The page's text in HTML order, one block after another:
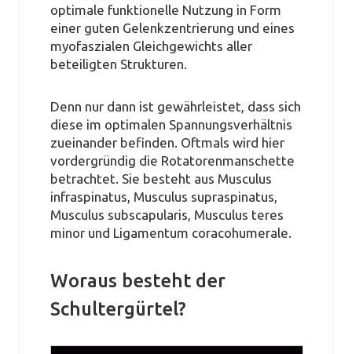
optimale funktionelle Nutzung in Form
einer guten Gelenkzentrierung und eines
myofaszialen Gleichgewichts aller
beteiligten Strukturen.
Denn nur dann ist gewährleistet, dass sich
diese im optimalen Spannungsverhältnis
zueinander befinden. Oftmals wird hier
vordergründig die Rotatorenmanschette
betrachtet. Sie besteht aus Musculus
infraspinatus, Musculus supraspinatus,
Musculus subscapularis, Musculus teres
minor und Ligamentum coracohumerale.
Woraus besteht der
Schultergürtel?